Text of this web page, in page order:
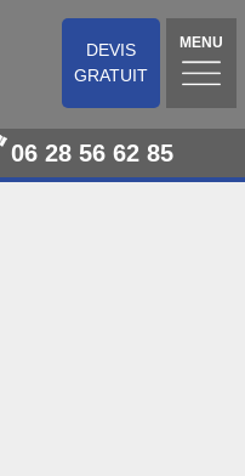
DEVIS
GRATUIT
MENU
06 28 56 62 85